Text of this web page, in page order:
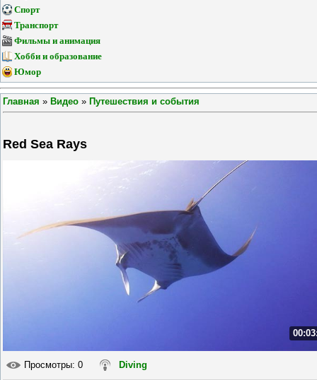
Спорт
Транспорт
Фильмы и анимация
Хобби и образование
Юмор
Главная » Видео » Путешествия и события
Red Sea Rays
Просмотры: 0 Diving